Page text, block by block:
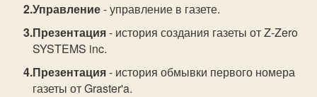
Управление- управление в газете.
Презентация- история создания газеты от Z-Zero
SYSTEMS inc.
Презентация- история обмывки первого номера
газеты от Graster'a.